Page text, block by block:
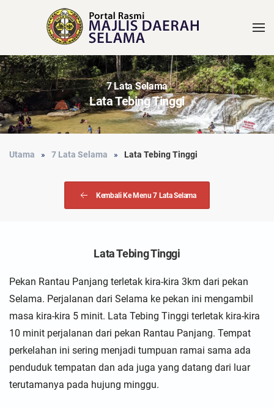
7 Lata Selama
Lata Tebing Tinggi
Utama 7 Lata Selama Lata Tebing Tinggi
Kembali Ke Menu 7 Lata Selama
Lata Tebing Tinggi
Pekan Rantau Panjang terletak kira-kira 3km dari pekan
Selama. Perjalanan dari Selama ke pekan ini mengambil
masa kira-kira 5 minit. Lata Tebing Tinggi terletak kira-kira
10 minit perjalanan dari pekan Rantau Panjang. Tempat
perkelahan ini sering menjadi tumpuan ramai sama ada
penduduk tempatan dan ada juga yang datang dari luar
terutamanya pada hujung minggu.